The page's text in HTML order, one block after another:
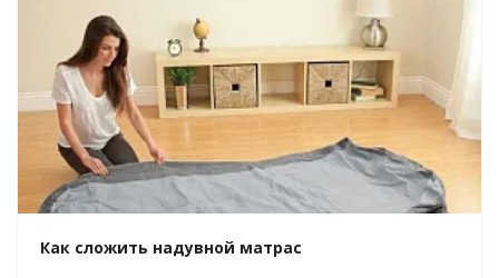
Как сложить надувной матрас